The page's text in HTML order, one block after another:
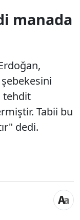
manada
tehdit
Tabii bu
dedi.